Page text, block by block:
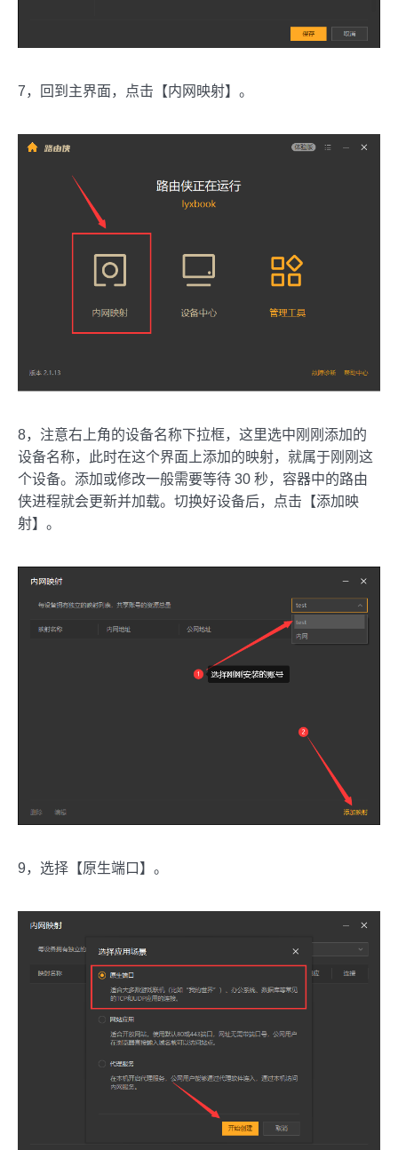
7，回到主界面，点击【内网映射】。
8，注意右上角的设备名称下拉框，这里选中刚刚添加的
设备名称，此时在这个界面上添加的映射，就属于刚刚这
个设备。添加或修改一般需要等待 30 秒，容器中的路由
侠进程就会更新并加载。切换好设备后，点击【添加映
射】。
9，选择【原生端口】。